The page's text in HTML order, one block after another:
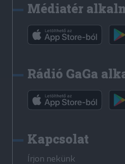
Médiatér
Rádió GaGa
Kapcsolat
Írjon nekünk